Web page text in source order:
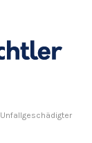
Unfallgeschädigter